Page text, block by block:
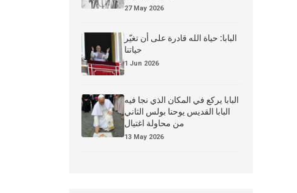
27 May 2026
البابا: حياة الله قادرة على أن تغيّر
حياتنا
1 Jun 2026
البابا يركع في المكان الذي نجا فيه
البابا القديس يوحنا بولس الثاني
من محاولة اغتيال
13 May 2026